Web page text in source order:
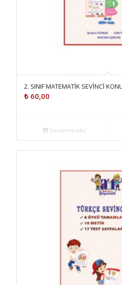
2. SINIF MATEMATİK SEVİNCİ
₺60,00
Devamını oku